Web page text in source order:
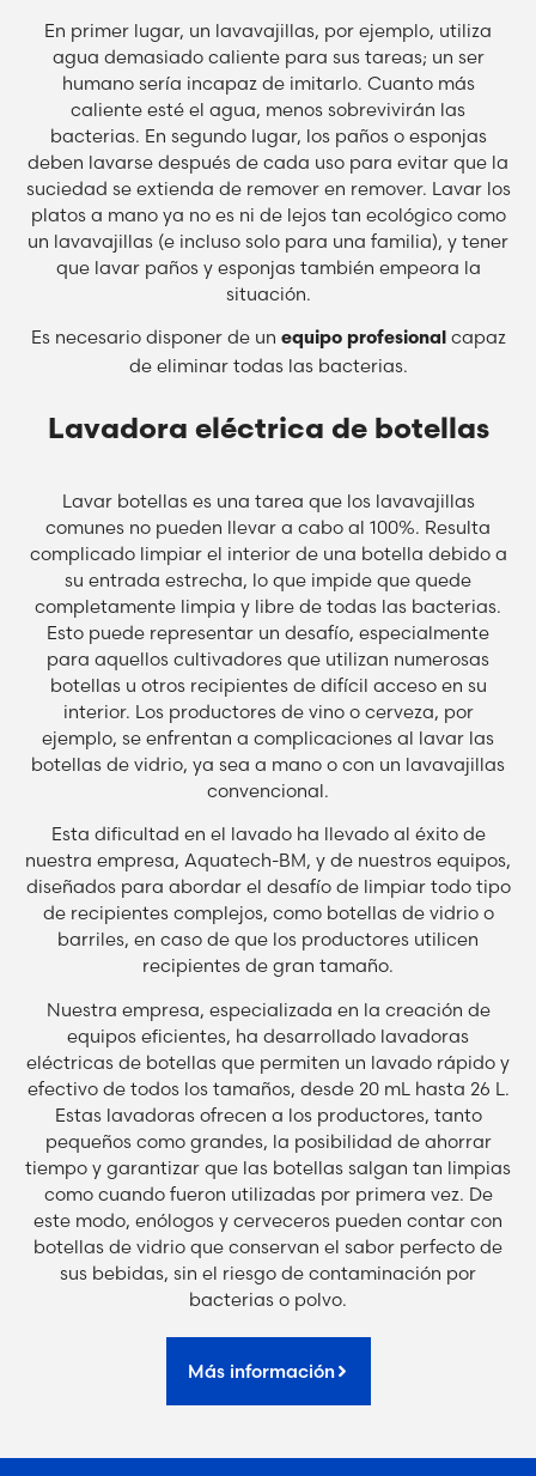
En primer lugar, un lavavajillas, por ejemplo, utiliza
agua demasiado caliente para sus tareas; un ser
humano sería incapaz de imitarlo. Cuanto más
caliente esté el agua, menos sobrevivirán las
bacterias. En segundo lugar, los paños o esponjas
deben lavarse después de cada uso para evitar que la
suciedad se extienda de remover en remover. Lavar los
platos a mano ya no es ni de lejos tan ecológico como
un lavavajillas (e incluso solo para una familia), y tener
que lavar paños y esponjas también empeora la
situación.
Es necesario disponer de un equipo profesionalcapaz
de eliminar todas las bacterias.
Lavadora eléctrica de botellas
Lavar botellas es una tarea que los lavavajillas
comunes no pueden llevar a cabo al 100%. Resulta
complicado limpiar el interior de una botella debido a
su entrada estrecha, lo que impide que quede
completamente limpia y libre de todas las bacterias.
Esto puede representar un desafío, especialmente
para aquellos cultivadores que utilizan numerosas
botellas u otros recipientes de difícil acceso en su
interior. Los productores de vino o cerveza, por
ejemplo, se enfrentan a complicaciones al lavar las
botellas de vidrio, ya sea a mano o con un lavavajillas
convencional.
Esta dificultad en el lavado ha llevado al éxito de
nuestra empresa, Aquatech-BM, y de nuestros equipos,
diseñados para abordar el desafío de limpiar todo tipo
de recipientes complejos, como botellas de vidrio o
barriles, en caso de que los productores utilicen
recipientes de gran tamaño.
Nuestra empresa, especializada en la creación de
equipos eficientes, ha desarrollado lavadoras
eléctricas de botellas que permiten un lavado rápido y
efectivo de todos los tamaños, desde 20 mL hasta 26 L.
Estas lavadoras ofrecen a los productores, tanto
pequeños como grandes, la posibilidad de ahorrar
tiempo y garantizar que las botellas salgan tan limpias
como cuando fueron utilizadas por primera vez. De
este modo, enólogos y cerveceros pueden contar con
botellas de vidrio que conservan el sabor perfecto de
sus bebidas, sin el riesgo de contaminación por
bacterias o polvo.
Más información